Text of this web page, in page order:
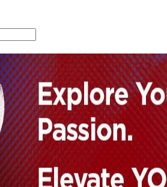
Einhell Professional CP-